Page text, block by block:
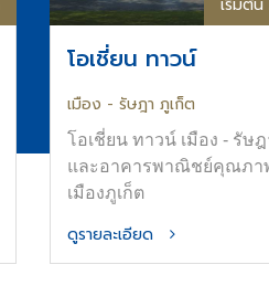
เริ่มต้
โอเชี่ยน ทาวน์
เมือง - รัษฎา ภูเก็ต
โอเชี่ยน ทาวน์ เมือง - รัษ
และอาคารพาณิชย์คุณภา
เมืองภูเก็ต
ดูรายละเอียด